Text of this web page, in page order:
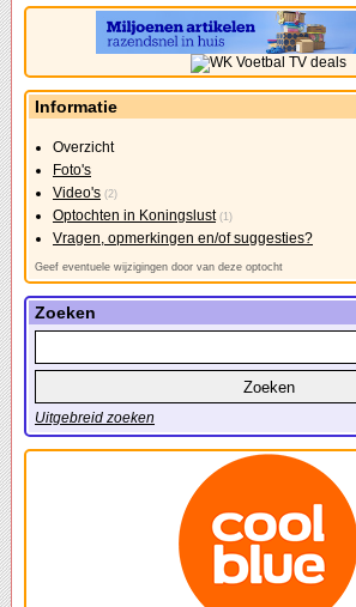
Informatie
Overzicht
Foto's
Video's (2)
Optochten in Koningslust (1)
Vragen, opmerkingen en/of suggesties?
Geef eventuele wijzigingen door van deze optocht
Zoeken
Uitgebreid zoeken